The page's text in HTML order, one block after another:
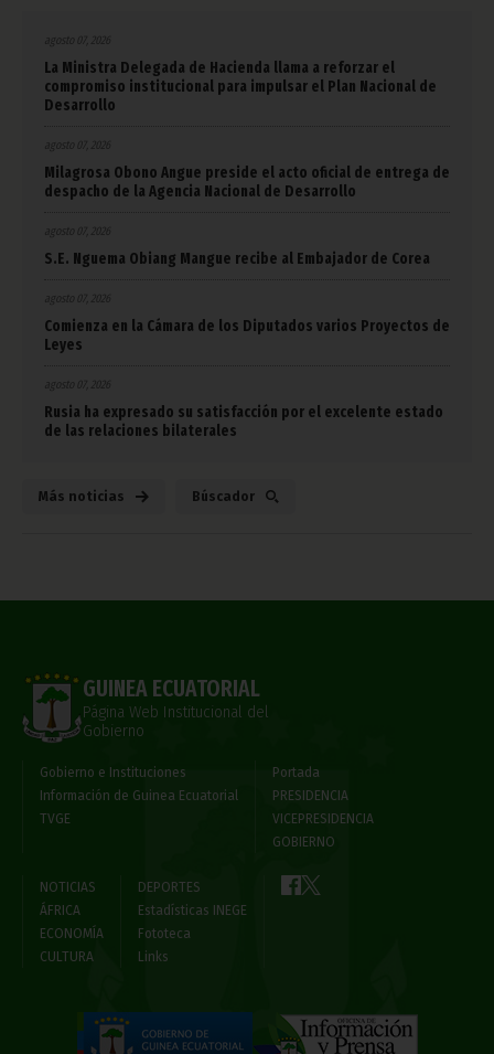
agosto 07, 2026
La Ministra Delegada de Hacienda llama a reforzar el
compromiso institucional para impulsar el Plan Nacional de
Desarrollo
agosto 07, 2026
Milagrosa Obono Angue preside el acto oficial de entrega de
despacho de la Agencia Nacional de Desarrollo
agosto 07, 2026
S.E. Nguema Obiang Mangue recibe al Embajador de Corea
agosto 07, 2026
Comienza en la Cámara de los Diputados varios Proyectos de
Leyes
agosto 07, 2026
Rusia ha expresado su satisfacción por el excelente estado
de las relaciones bilaterales
Más noticias Búscador
GUINEA ECUATORIAL
Página Web Institucional del
Gobierno
Gobierno e Instituciones
Información de Guinea Ecuatorial
TVGE
Portada
PRESIDENCIA
VICEPRESIDENCIA
GOBIERNO
NOTICIAS
ÁFRICA
ECONOMÍA
CULTURA
DEPORTES
Estadísticas INEGE
Fototeca
Links